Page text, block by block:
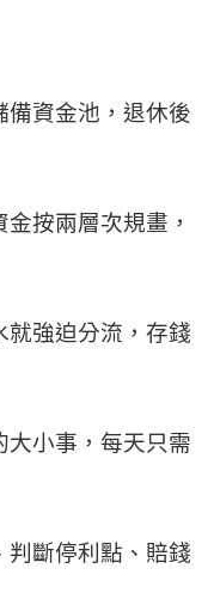
資金池，退休後
按兩層次規畫，
強迫分流，存錢
小事，每天只需
斷停利點、賠錢